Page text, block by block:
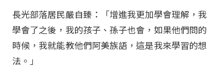
長光部落居民嚴自臻：「增進我更加學會理解，我
學會了之後，我的孩子、孫子也會，如果他們問的
時候，我就能教他們阿美族語，這是我來學習的想
法。」